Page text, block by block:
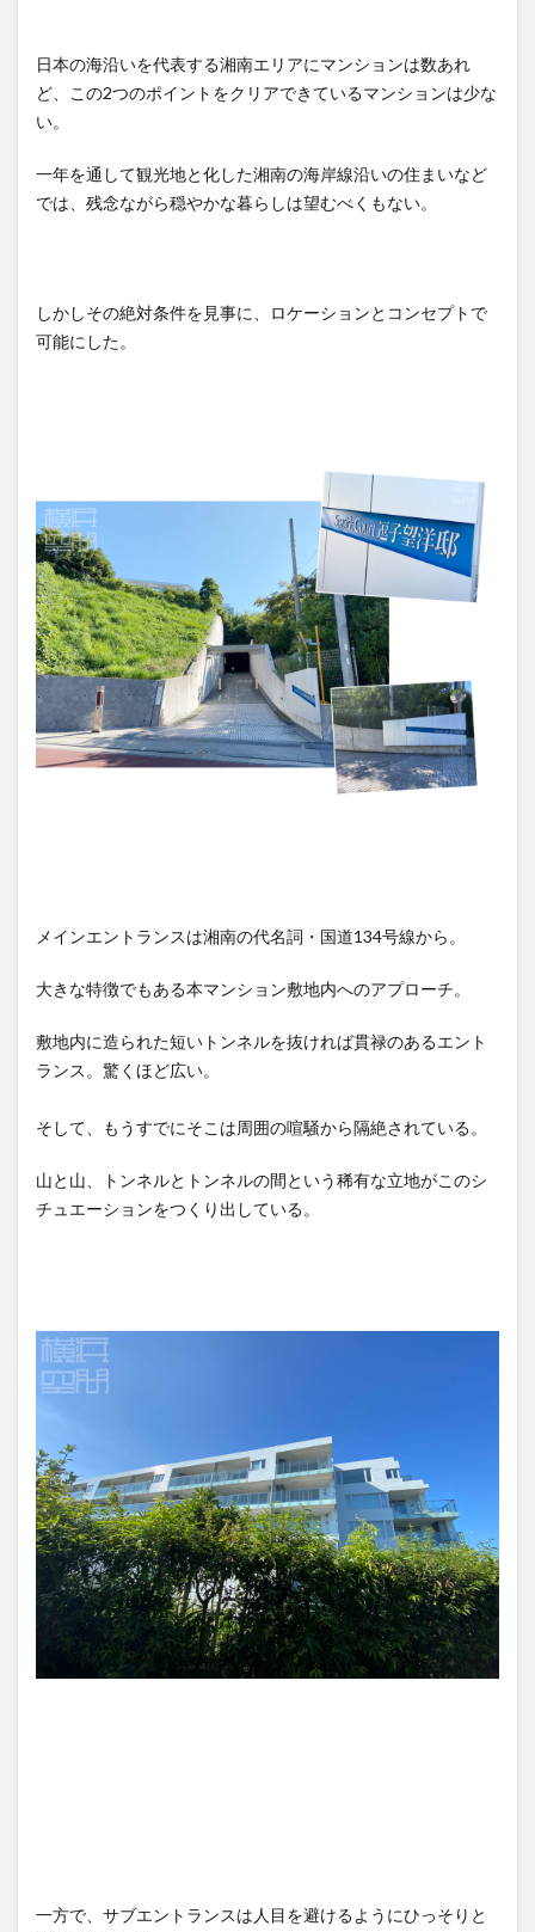
日本の海沿いを代表する湘南エリアにマンションは数あれ
ど、この2つのポイントをクリアできているマンションは少な
い。
一年を通して観光地と化した湘南の海岸線沿いの住まいなど
では、残念ながら穏やかな暮らしは望むべくもない。
しかしその絶対条件を見事に、ロケーションとコンセプトで
可能にした。
メインエントランスは湘南の代名詞・国道134号線から。
大きな特徴でもある本マンション敷地内へのアプローチ。
敷地内に造られた短いトンネルを抜ければ貫禄のあるエント
ランス。驚くほど広い。
そして、もうすでにそこは周囲の喧騒から隔絶されている。
山と山、トンネルとトンネルの間という稀有な立地がこのシ
チュエーションをつくり出している。
一方で、サブエントランスは人目を避けるようにひっそりと